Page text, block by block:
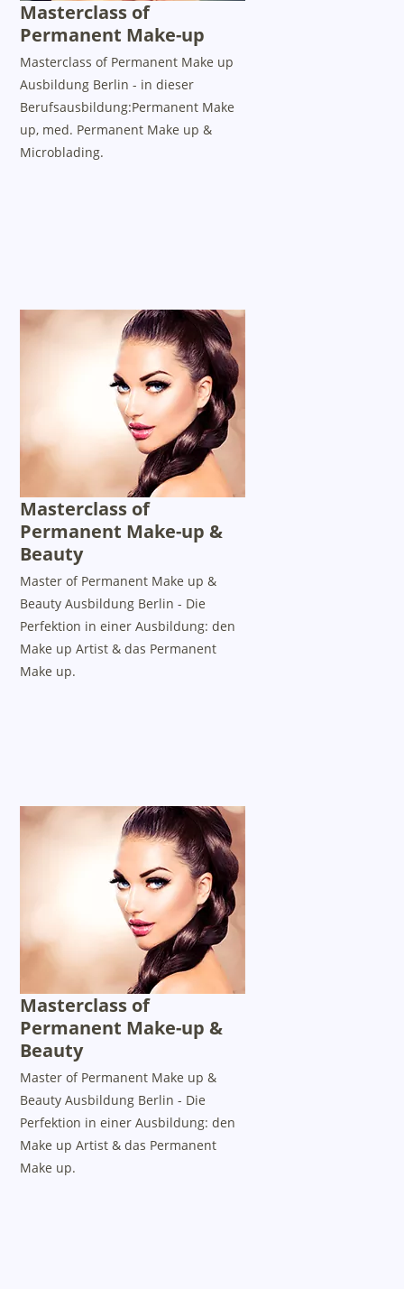
Masterclass of
Permanent Make-up
Masterclass of Permanent Make up
Ausbildung Berlin - in dieser
Berufsausbildung:Permanent Make
up, med. Permanent Make up &
Microblading.
Masterclass of
Permanent Make-up &
Beauty
Master of Permanent Make up &
Beauty Ausbildung Berlin - Die
Perfektion in einer Ausbildung: den
Make up Artist & das Permanent
Make up.
Masterclass of
Permanent Make-up &
Beauty
Master of Permanent Make up &
Beauty Ausbildung Berlin - Die
Perfektion in einer Ausbildung: den
Make up Artist & das Permanent
Make up.